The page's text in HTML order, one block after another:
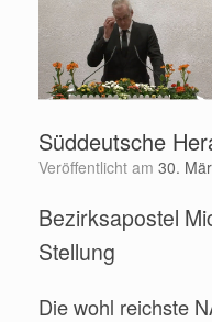
Süddeutsche
Veröffentlicht am 30.
Bezirksapostel
Stellung
Die wohl reichste